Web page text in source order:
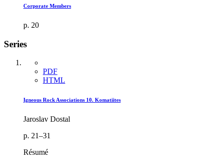
Corporate Members
p. 20
Series
PDF
HTML
Igneous Rock Associations 10. Komatiites
Jaroslav Dostal
p. 21–31
Résumé